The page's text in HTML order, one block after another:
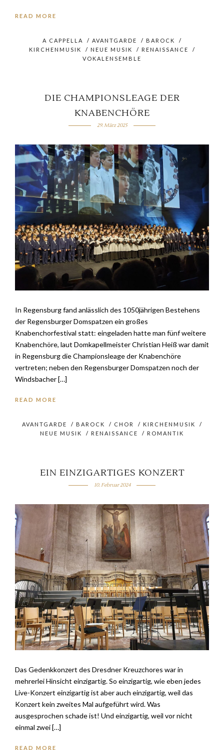
READ MORE
A CAPPELLA / AVANTGARDE / BAROCK
/
KIRCHENMUSIK
/ NEUE MUSIK / RENAISSANCE
/
VOKALENSEMBLE
DIE CHAMPIONSLEAGE DER
KNABENCHÖRE
29. März 2025
In Regensburg fand anlässlich des 1050jährigen Bestehens
der Regensburger Domspatzen ein großes
Knabenchorfestival statt: eingeladen hatte man fünf weitere
Knabenchöre, laut Domkapellmeister Christian Heiß war damit
in Regensburg die Championsleage der Knabenchöre
vertreten; neben den Regensburger Domspatzen noch der
Windsbacher […]
READ MORE
AVANTGARDE / BAROCK / CHOR / KIRCHENMUSIK
/
NEUE MUSIK
/ RENAISSANCE / ROMANTIK
EIN EINZIGARTIGES KONZERT
10. Februar 2024
Das Gedenkkonzert des Dresdner Kreuzchores war in
mehrerlei Hinsicht einzigartig. So einzigartig, wie eben jedes
Live-Konzert einzigartig ist aber auch einzigartig, weil das
Konzert kein zweites Mal aufgeführt wird. Was
ausgesprochen schade ist! Und einzigartig, weil vor nicht
einmal zwei […]
READ MORE